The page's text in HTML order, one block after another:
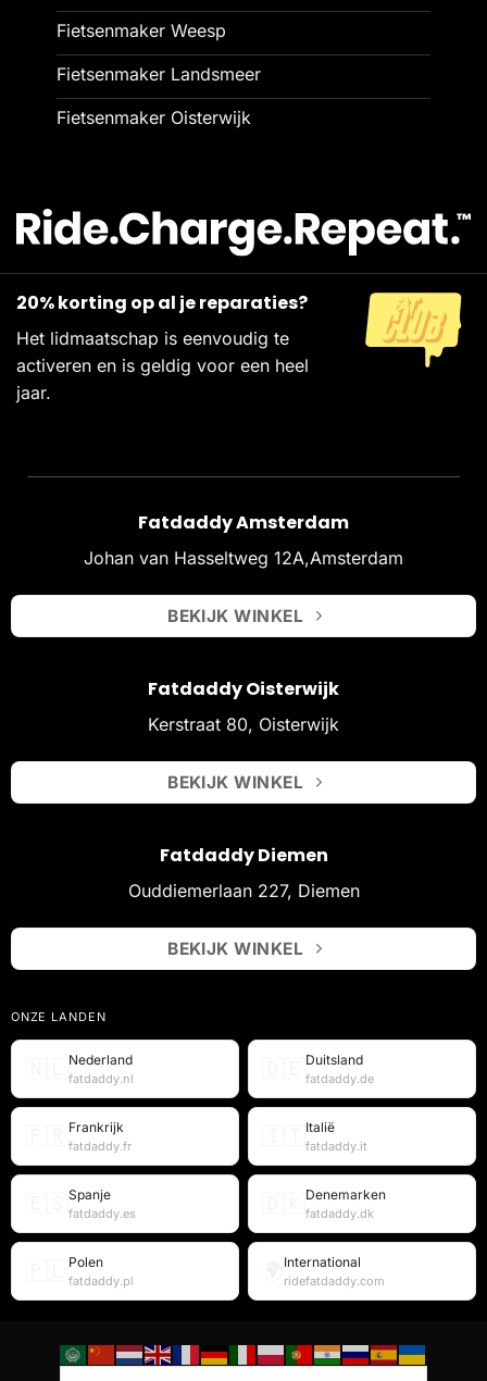
Fietsenmaker Weesp
Fietsenmaker Landsmeer
Fietsenmaker Oisterwijk
20% korting op al je reparaties?
Het lidmaatschap is eenvoudig te
activeren en is geldig voor een heel
jaar.
Fatdaddy Amsterdam
Johan van Hasseltweg 12A,Amsterdam
BEKIJK WINKEL
Fatdaddy Oisterwijk
Kerstraat 80, Oisterwijk
BEKIJK WINKEL
Fatdaddy Diemen
Ouddiemerlaan 227, Diemen
BEKIJK WINKEL
ONZE LANDEN
Nederland
fatdaddy.nl
Duitsland
fatdaddy.de
Frankrijk
fatdaddy.fr
Italië
fatdaddy.it
Spanje
fatdaddy.es
Denemarken
fatdaddy.dk
Polen
fatdaddy.pl
International
ridefatdaddy.com